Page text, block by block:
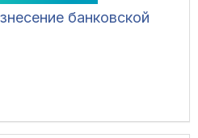
банковской